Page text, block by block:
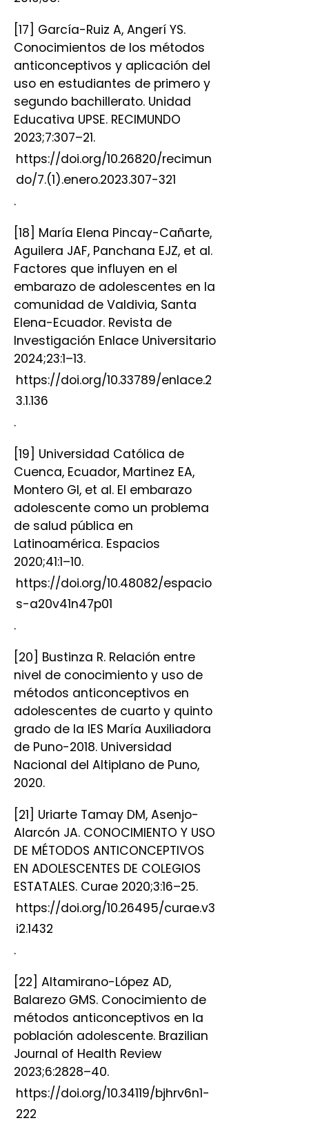
[17] García-Ruiz A, Angerí YS.
Conocimientos de los métodos
anticonceptivos y aplicación del
uso en estudiantes de primero y
segundo bachillerato. Unidad
Educativa UPSE. RECIMUNDO
2023;7:307–21.
https://doi.org/10.26820/recimun
do/7.(1).enero.2023.307-321
.
[18] María Elena Pincay-Cañarte,
Aguilera JAF, Panchana EJZ, et al.
Factores que influyen en el
embarazo de adolescentes en la
comunidad de Valdivia, Santa
Elena-Ecuador. Revista de
Investigación Enlace Universitario
2024;23:1–13.
https://doi.org/10.33789/enlace.2
3.1.136
.
[19] Universidad Católica de
Cuenca, Ecuador, Martinez EA,
Montero GI, et al. El embarazo
adolescente como un problema
de salud pública en
Latinoamérica. Espacios
2020;41:1–10.
https://doi.org/10.48082/espacio
s-a20v41n47p01
.
[20] Bustinza R. Relación entre
nivel de conocimiento y uso de
métodos anticonceptivos en
adolescentes de cuarto y quinto
grado de la lES María Auxiliadora
de Puno-2018. Universidad
Nacional del Altiplano de Puno,
2020.
[21] Uriarte Tamay DM, Asenjo-
Alarcón JA. CONOCIMIENTO Y USO
DE MÉTODOS ANTICONCEPTIVOS
EN ADOLESCENTES DE COLEGIOS
ESTATALES. Curae 2020;3:16–25.
https://doi.org/10.26495/curae.v3
i2.1432
.
[22] Altamirano-López AD,
Balarezo GMS. Conocimiento de
métodos anticonceptivos en la
población adolescente. Brazilian
Journal of Health Review
2023;6:2828–40.
https://doi.org/10.34119/bjhrv6n1-
222